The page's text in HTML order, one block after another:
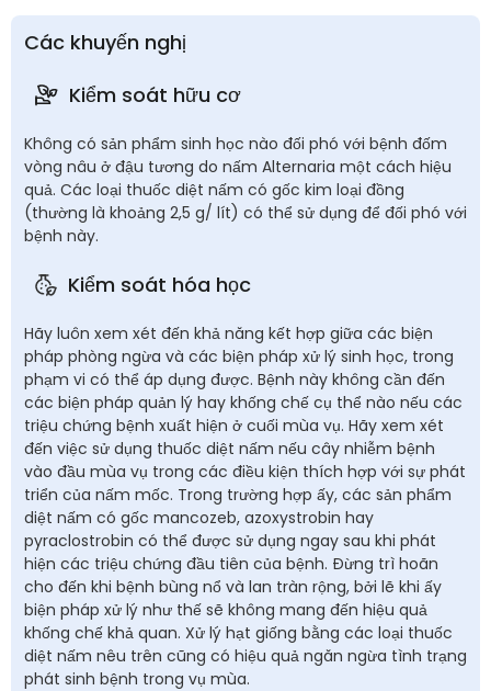
Các khuyến nghị
Kiểm soát hữu cơ
Không có sản phẩm sinh học nào đối phó với bệnh đốm
vòng nâu ở đậu tương do nấm Alternaria một cách hiệu
quả. Các loại thuốc diệt nấm có gốc kim loại đồng
(thường là khoảng 2,5 g/ lít) có thể sử dụng để đối phó với
bệnh này.
Kiểm soát hóa học
Hãy luôn xem xét đến khả năng kết hợp giữa các biện
pháp phòng ngừa và các biện pháp xử lý sinh học, trong
phạm vi có thể áp dụng được. Bệnh này không cần đến
các biện pháp quản lý hay khống chế cụ thể nào nếu các
triệu chứng bệnh xuất hiện ở cuối mùa vụ. Hãy xem xét
đến việc sử dụng thuốc diệt nấm nếu cây nhiễm bệnh
vào đầu mùa vụ trong các điều kiện thích hợp với sự phát
triển của nấm mốc. Trong trường hợp ấy, các sản phẩm
diệt nấm có gốc mancozeb, azoxystrobin hay
pyraclostrobin có thể được sử dụng ngay sau khi phát
hiện các triệu chứng đầu tiên của bệnh. Đừng trì hoãn
cho đến khi bệnh bùng nổ và lan tràn rộng, bởi lẽ khi ấy
biện pháp xử lý như thế sẽ không mang đến hiệu quả
khống chế khả quan. Xử lý hạt giống bằng các loại thuốc
diệt nấm nêu trên cũng có hiệu quả ngăn ngừa tình trạng
phát sinh bệnh trong vụ mùa.